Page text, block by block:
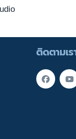
ติดตามเร